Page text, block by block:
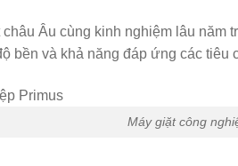
Âu cùng kinh nghiệm lâu
bền và khả năng đáp ứng các tiêu
Máy giặt công